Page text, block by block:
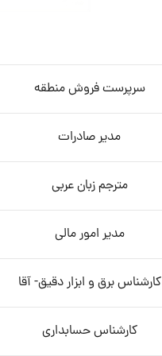
سرپرست فروش منطقه
مدیر صادرات
مترجم زبان عربی
مدیر امور مالی
کارشناس برق و ابزار دقیق- آقا
کارشناس حسابداری